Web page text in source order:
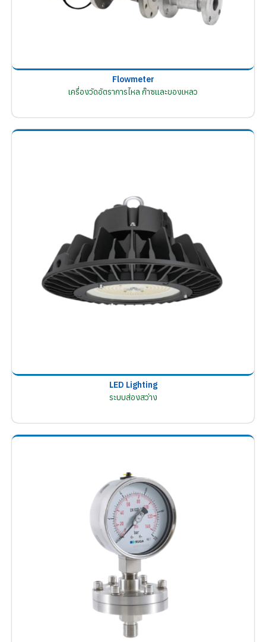
Flowmeter
เครื่องวัดอัตราการไหล ก๊าซและของเหลว
LED Lighting
ระบบส่องสว่าง